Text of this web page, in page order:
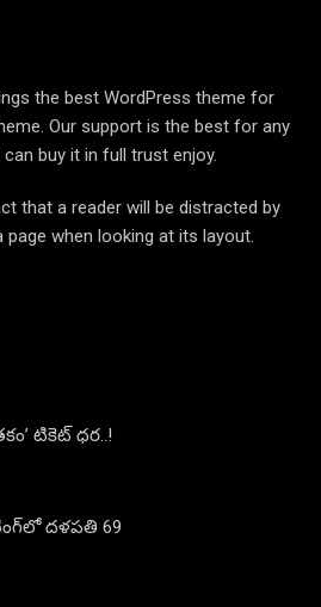
the best WordPress theme for
Our support is the best for any
buy it in full trust enjoy.
that a reader will be distracted by
when looking at its layout.
టికెట్ ధర..!
దళపతి 69